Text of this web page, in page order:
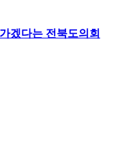
겠다는 전북도의회